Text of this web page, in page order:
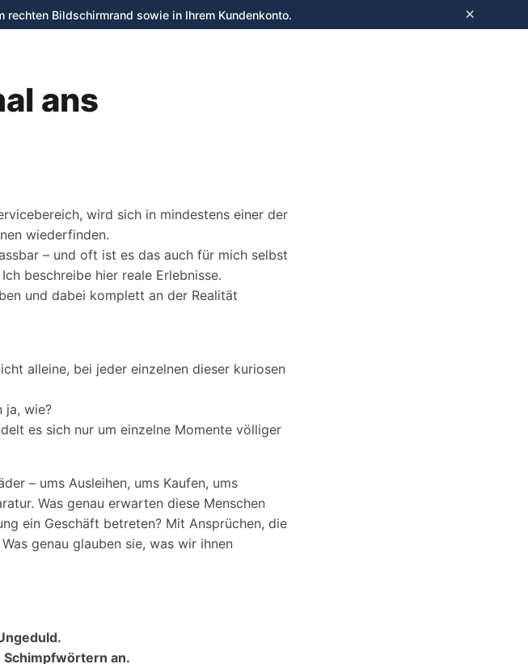
Bildschirmrand sowie in Ihrem Kundenkonto. ×
ans
wird sich in mindestens einer der
wiederfinden.
– und oft ist es das auch für mich selbst
beschreibe hier reale Erlebnisse.
und dabei komplett an der Realität
alleine, bei jeder einzelnen dieser kuriosen
ja, wie?
es sich nur um einzelne Momente völliger
– ums Ausleihen, ums Kaufen, ums
Was genau erwarten diese Menschen
ein Geschäft betreten? Mit Ansprüchen, die
genau glauben sie, was wir ihnen
Schimpfwörtern an.